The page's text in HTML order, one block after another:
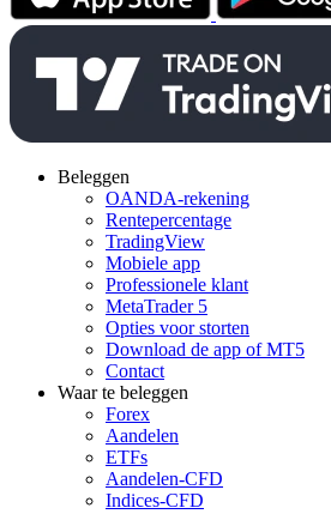
Beleggen
OANDA-rekening
Rentepercentage
TradingView
Mobiele app
Professionele klant
MetaTrader 5
Opties voor storten
Download de app of MT5
Contact
Waar te beleggen
Forex
Aandelen
ETFs
Aandelen-CFD
Indices-CFD